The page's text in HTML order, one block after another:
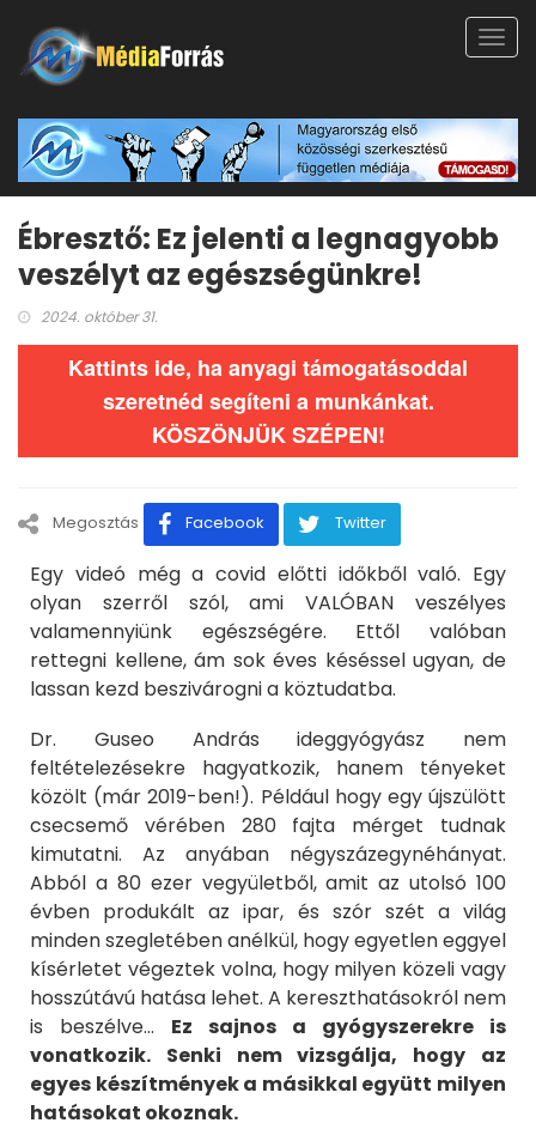
Ébresztő: Ez jelenti a legnagyobb
veszélyt az egészségünkre!
2024. október 31.
Kattints ide, ha anyagi támogatásoddal
szeretnéd segíteni a munkánkat.
KÖSZÖNJÜK SZÉPEN!
Megosztás Facebook Twitter
Egy videó még a covid előtti időkből való. Egy
olyan szerről szól, ami VALÓBAN veszélyes
valamennyiünk egészségére. Ettől valóban
rettegni kellene, ám sok éves késéssel ugyan, de
lassan kezd beszivárogni a köztudatba.
Dr. Guseo András ideggyógyász nem
feltételezésekre hagyatkozik, hanem tényeket
közölt (már 2019-ben!). Például hogy egy újszülött
csecsemő vérében 280 fajta mérget tudnak
kimutatni. Az anyában négyszázegynéhányat.
Abból a 80 ezer vegyületből, amit az utolsó 100
évben produkált az ipar, és szór szét a világ
minden szegletében anélkül, hogy egyetlen eggyel
kísérletet végeztek volna, hogy milyen közeli vagy
hosszútávú hatása lehet. A kereszthatásokról nem
is beszélve... Ez sajnos a gyógyszerekre is
vonatkozik. Senki nem vizsgálja, hogy az
egyes készítmények a másikkal együtt milyen
hatásokat okoznak.